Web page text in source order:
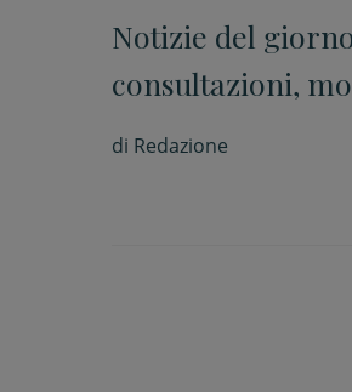
Notizie del
consultazioni,
migranti
di Redazione